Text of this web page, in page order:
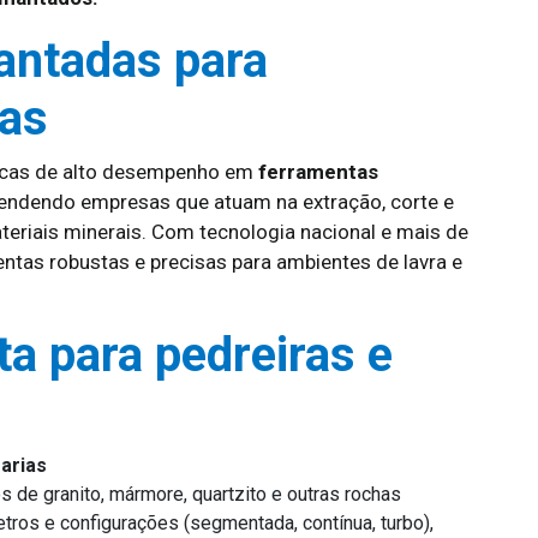
para
de alto desempenho em ferramentas
empresas que atuam na extração, corte e
minerais. Com tecnologia nacional e mais de
robustas e precisas para ambientes de lavra e
para pedreiras e
de granito, mármore, quartzito e outras rochas
e configurações (segmentada, contínua, turbo),